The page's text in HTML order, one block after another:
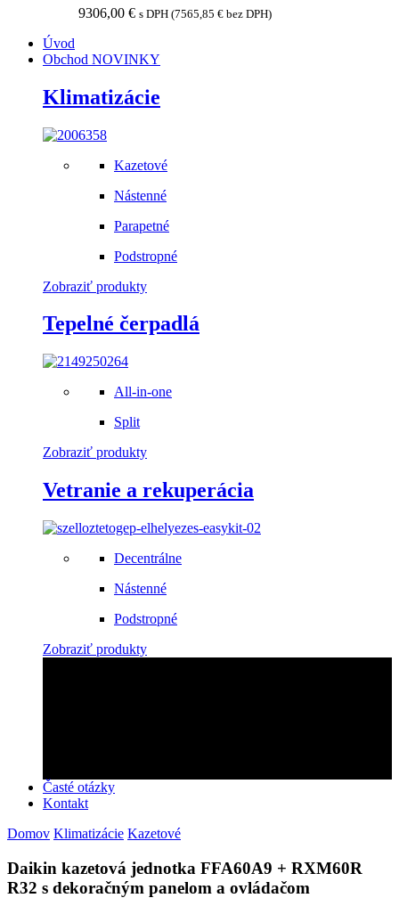
9306,00 € s DPH (7565,85 € bez DPH)
Úvod
Obchod NOVINKY
Klimatizácie
Kazetové
Nástenné
Parapetné
Podstropné
Zobraziť produkty
Tepelné čerpadlá
All-in-one
Split
Zobraziť produkty
Vetranie a rekuperácia
Decentrálne
Nástenné
Podstropné
Zobraziť produkty
Časté otázky
Kontakt
Domov Klimatizácie Kazetové
Daikin kazetová jednotka FFA60A9 + RXM60R
R32 s dekoračným panelom a ovládačom